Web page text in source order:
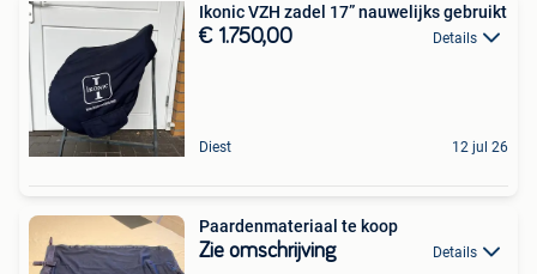
Ikonic VZH zadel 17” nauwelijks gebruikt
€ 1.750,00 Details
Diest 12 jul 26
Paardenmateriaal te koop
Zie omschrijving Details